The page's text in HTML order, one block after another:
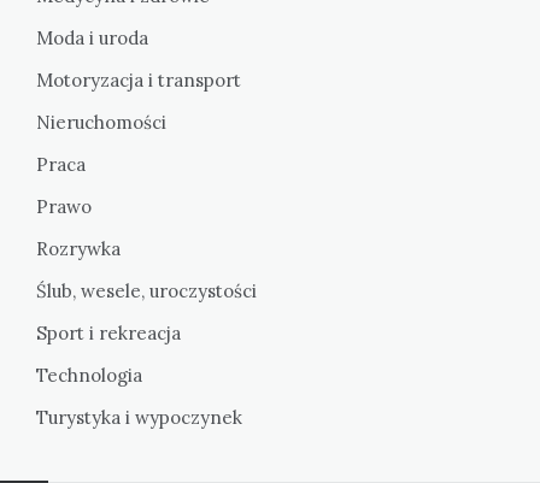
Moda i uroda
Motoryzacja i transport
Nieruchomości
Praca
Prawo
Rozrywka
Ślub, wesele, uroczystości
Sport i rekreacja
Technologia
Turystyka i wypoczynek